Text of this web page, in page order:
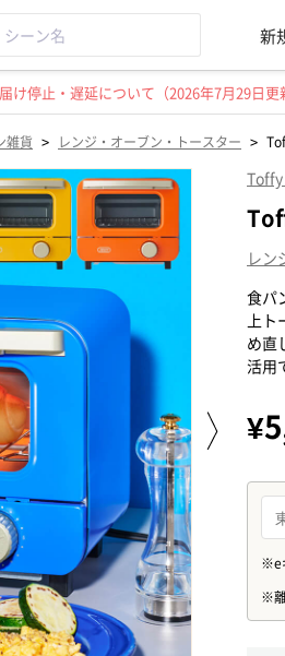
新
け停止・遅延について（2026年7月29日更
雑貨 > レンジ・オーブン・トースター >
Toffy
レン
食パ
上
め直
活用